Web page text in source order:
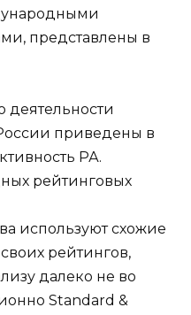
представлены в
деятельности
приведены в
РА.
используют схожие
рейтингов,
далеко не во
Standard &